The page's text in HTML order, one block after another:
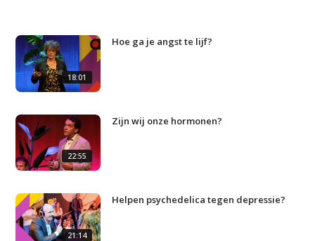
Studium Generale
Agenda
Artikelen
18:01
Hoe ga je angst te lijf?
22:55
Zijn wij onze hormonen?
21:14
Helpen psychedelica tegen depressie?